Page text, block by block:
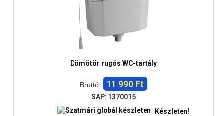
Dömötör rugós WC-tartály
Bruttó: 11 990 Ft
SAP: 1370015
Készleten!